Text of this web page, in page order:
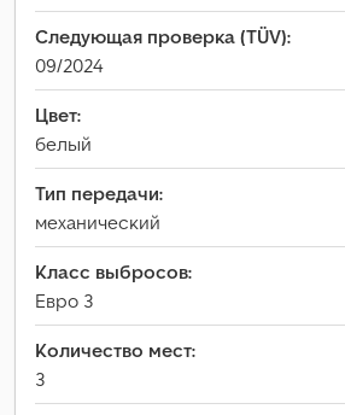
Следующая проверка (TÜV):
09/2024
Цвет:
белый
Тип передачи:
механический
Класс выбросов:
Евро 3
Количество мест:
3